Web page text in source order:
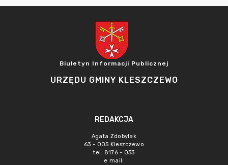
Biuletyn Informacji Publicznej
URZĘDU GMINY KLESZCZEWO
REDAKCJA
Agata Zdobylak
63 - 005 Kleszczewo
tel. 8176 - 033
e mail: